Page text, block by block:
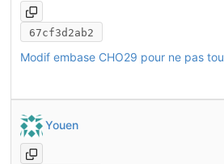
67cf3d2ab2
Youen